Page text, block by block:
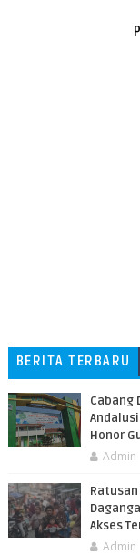
BERITA TERBARU
Cabang
Honor
Admin
Akses
Admin